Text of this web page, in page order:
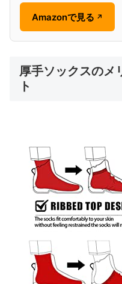
Amazonで見る ↗
厚手ソックスのメ
ト